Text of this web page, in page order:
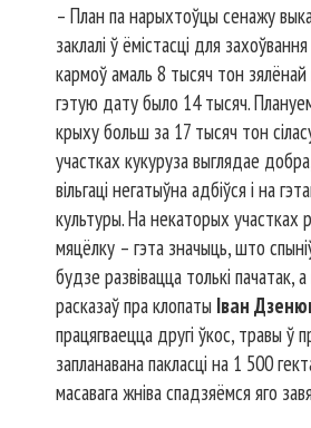
– План па нарыхтоўцы сенажу
заклалі ў ёмістасці для
кармоў амаль 8 тысяч тон
гэтую дату было 14 тысяч.
крыху больш за 17 тысяч тон
участках кукуруза выглядае
вільгаці негатыўна адбіўся і на
культуры. На некаторых участках
мяцёлку – гэта значыць, што
будзе развівацца толькі пачатак,
расказаў пра клопаты Іван
працягваецца другі ўкос, травы ў
запланавана пакласці на 1 500
масавага жніва спадзяёмся яго